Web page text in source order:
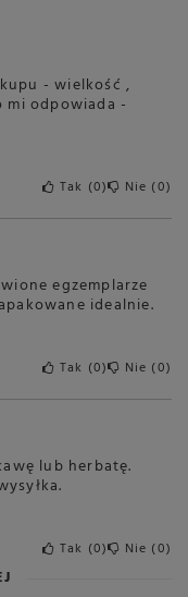
- wielkość ,
mi odpowiada -
Tak 0 Nie 0
egzemplarze
idealnie.
Tak 0 Nie 0
lub herbatę.
Tak 0 Nie 0